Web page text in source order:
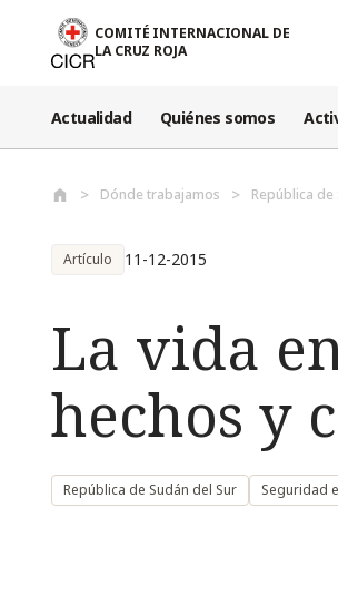
COMITÉ INTERNACIONAL DE
LA CRUZ ROJA
Actualidad Quiénes somos
Dónde trabajamos República de
Artículo 11-12-2015
La vida
hechos y
República de Sudán del Sur Seguridad